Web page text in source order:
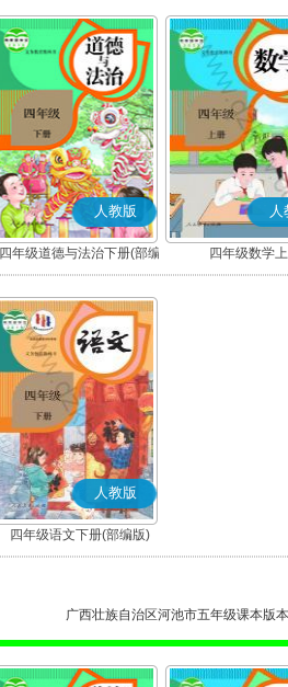
人教版
四年级道德与法治下册(部编
版)
人
四年级数学
人教版
四年级语文下册(部编版)
广西壮族自治区河池市五年级课本版本